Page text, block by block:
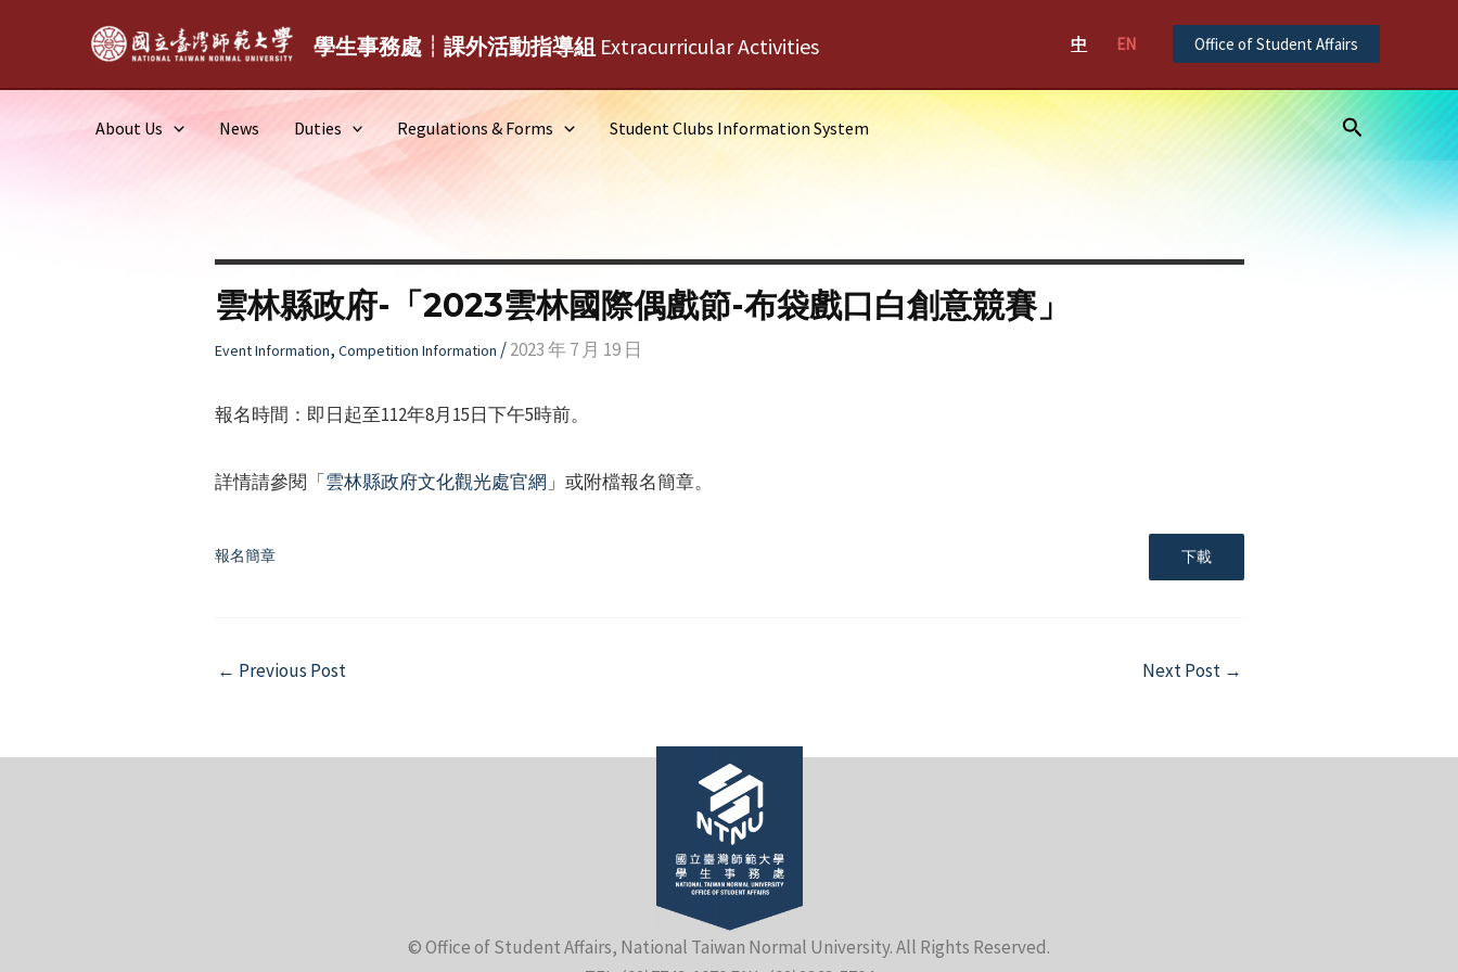
學生事務處┆課外活動指導組 Extracurricular Activities 中 EN Office of Student Affairs
About Us News Duties Regulations & Forms Student Clubs Information System Search
雲林縣政府-「2023雲林國際偶戲節-布袋戲口白創意競賽」
Event Information, Competition Information /2023 年 7 月 19 日
報名時間：即日起至112年8月15日下午5時前。
詳情請參閱「雲林縣政府文化觀光處官網 」或附檔報名簡章。
報名簡章 下載
Post
← Previous Post Next Post →
© Office of Student Affairs, National Taiwan Normal University. All Rights Reserved.